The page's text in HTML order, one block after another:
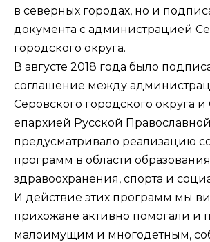
в северных городах, но и
документа с администрацией
городского округа.
В августе 2018 года было
соглашение между
Серовского городского округа
епархией Русской
предусматривало реализацию
программ в области
здравоохранения, спорта и
И действие этих программ мы
прихожане активно помогали и
малоимущим и многодетным,